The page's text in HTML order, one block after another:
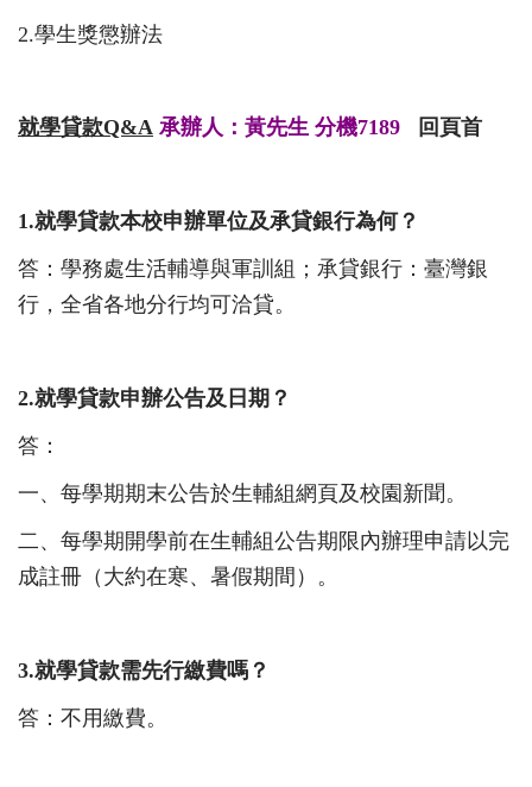
2.學生獎懲辦法
就學貸款Q&A 承辦人：黃先生 分機7189 回頁首
1.就學貸款本校申辦單位及承貸銀行為何？
答：學務處生活輔導與軍訓組；承貸銀行：臺灣銀
行，全省各地分行均可洽貸。
2.就學貸款申辦公告及日期？
答：
一、每學期期末公告於生輔組網頁及校園新聞。
二、每學期開學前在生輔組公告期限內辦理申請以完
成註冊（大約在寒、暑假期間）。
3.就學貸款需先行繳費嗎？
答：不用繳費。